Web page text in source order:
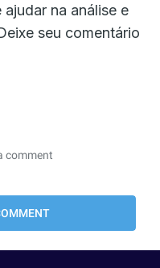
na análise e
seu comentário